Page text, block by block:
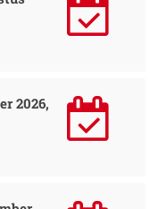
2026,